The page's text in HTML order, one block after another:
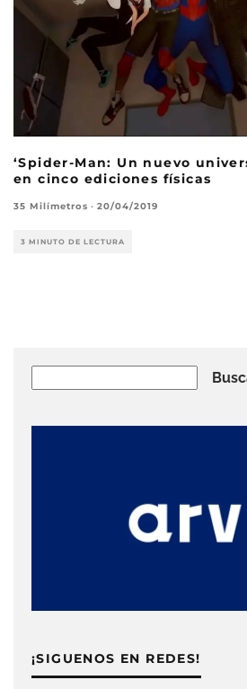
‘Spider-Man: Un nuevo
en cinco ediciones físicas
35 Milímetros · 20/04/2019
3 MINUTO DE LECTURA
¡SIGUENOS EN REDES!